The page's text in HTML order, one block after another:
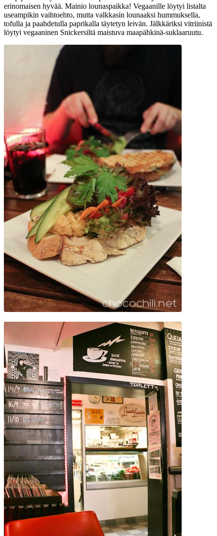
erinomaisen hyvää. Mainio lounaspaikka! Vegaanille löytyi listalta
useampikin vaihtoehto, mutta valkkasin lounaaksi hummuksella,
tofulla ja paahdetulla paprikalla täytetyn leivän. Jälkkäriksi vitriinistä
löytyi vegaaninen Snickersiltä maistuva maapähkinä-suklaaruutu.